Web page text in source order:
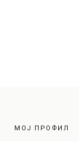
МОЈ ПРОФИЛ